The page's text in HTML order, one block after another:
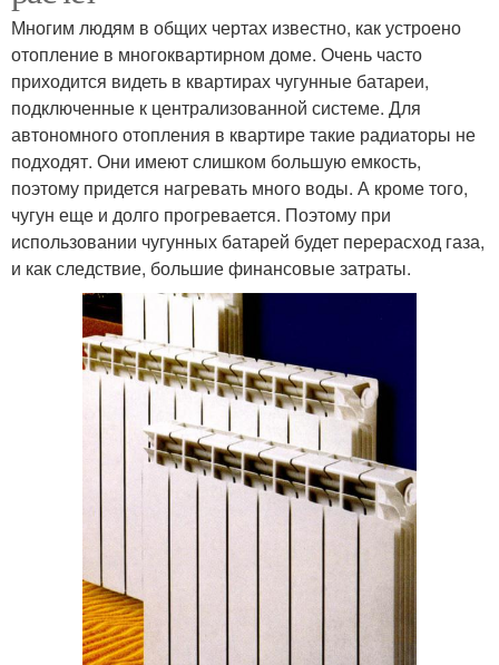
Многим людям в общих чертах известно, как устроено
отопление в многоквартирном доме. Очень часто
приходится видеть в квартирах чугунные батареи,
подключенные к централизованной системе. Для
автономного отопления в квартире такие радиаторы не
подходят. Они имеют слишком большую емкость,
поэтому придется нагревать много воды. А кроме того,
чугун еще и долго прогревается. Поэтому при
использовании чугунных батарей будет перерасход газа,
и как следствие, большие финансовые затраты.